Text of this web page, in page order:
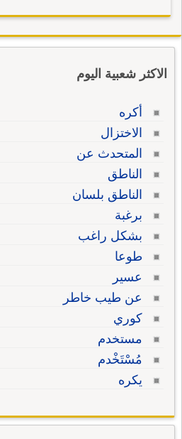
الاكثر شعبية اليوم
أكره
الاختزال
المتحدث عن
الناطق
الناطق بلسان
برغبة
بشكل راغب
طوعا
عسير
عن طيب خاطر
كوري
مستخدم
مُسْتَخْدم
يكره